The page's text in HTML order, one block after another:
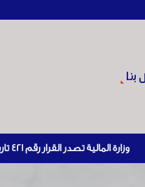
421 تاريخ 24/3/2026 المتضمن الزام المستوردين بإبراز براءة ذمة مالية سارية صادرة عن الهيئة العامة للضرائب والرسوم أو مديرياتها عند القيام بعمليات الاستيراد